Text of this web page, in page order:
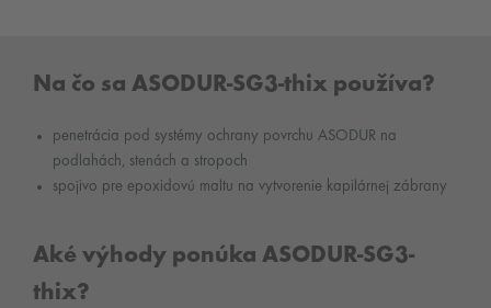
Na čo sa ASODUR-SG3-thix používa?
penetrácia pod systémy ochrany povrchu ASODUR na
podlahách, stenách a stropoch
spojivo pre epoxidovú maltu na vytvorenie kapilárnej zábrany
Aké výhody ponúka ASODUR-SG3-
thix?